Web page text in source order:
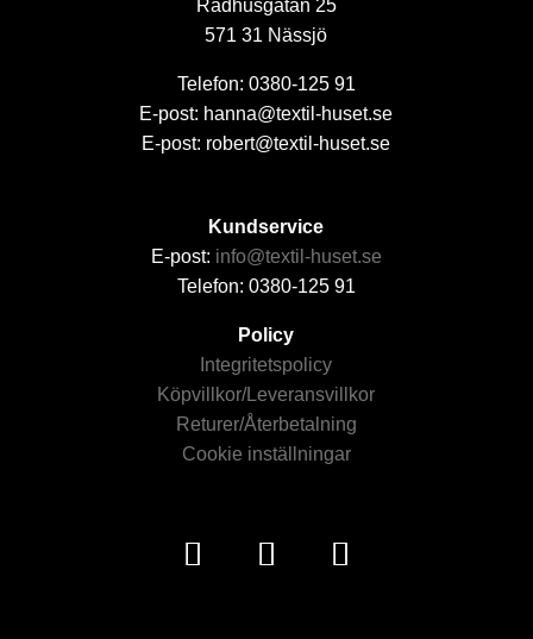
Rådhusgatan 25
571 31 Nässjö
Telefon: 0380-125 91
E-post: hanna@textil-huset.se
E-post: robert@textil-huset.se
Kundservice
E-post: info@textil-huset.se
Telefon: 0380-125 91
Policy
Integritetspolicy
Köpvillkor/Leveransvillkor
Returer/Återbetalning
Cookie inställningar